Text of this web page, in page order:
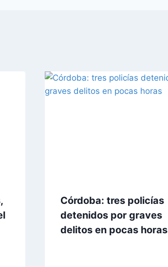
Córdoba: tres policías
detenidos por graves
delitos en pocas horas